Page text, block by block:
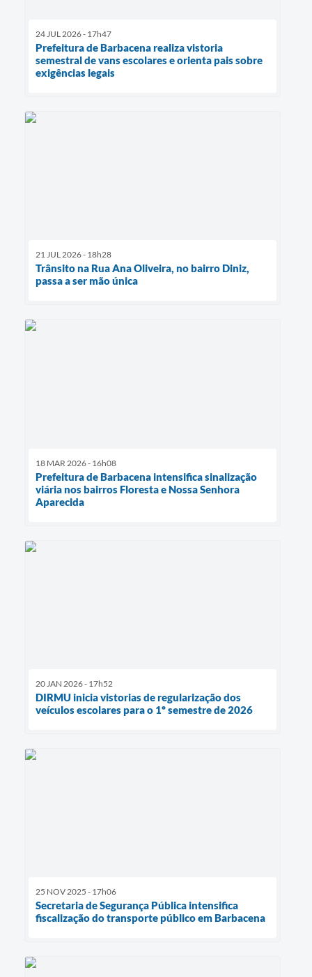
24 JUL 2026 - 17h47
Prefeitura de Barbacena realiza vistoria
semestral de vans escolares e orienta pais sobre
exigências legais
21 JUL 2026 - 18h28
Trânsito na Rua Ana Oliveira, no bairro Diniz,
passa a ser mão única
18 MAR 2026 - 16h08
Prefeitura de Barbacena intensifica sinalização
viária nos bairros Floresta e Nossa Senhora
Aparecida
20 JAN 2026 - 17h52
DIRMU inicia vistorias de regularização dos
veículos escolares para o 1º semestre de 2026
25 NOV 2025 - 17h06
Secretaria de Segurança Pública intensifica
fiscalização do transporte público em Barbacena